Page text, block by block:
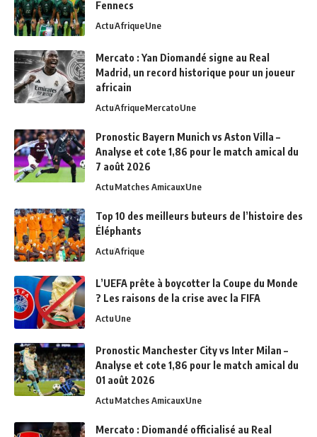
Fennecs
ActuAfriqueUne
Mercato : Yan Diomandé signe au Real
Madrid, un record historique pour un joueur
africain
ActuAfriqueMercatoUne
Pronostic Bayern Munich vs Aston Villa –
Analyse et cote 1,86 pour le match amical du
7 août 2026
ActuMatches AmicauxUne
Top 10 des meilleurs buteurs de l’histoire des
Éléphants
ActuAfrique
L’UEFA prête à boycotter la Coupe du Monde
? Les raisons de la crise avec la FIFA
ActuUne
Pronostic Manchester City vs Inter Milan –
Analyse et cote 1,86 pour le match amical du
01 août 2026
ActuMatches AmicauxUne
Mercato : Diomandé officialisé au Real